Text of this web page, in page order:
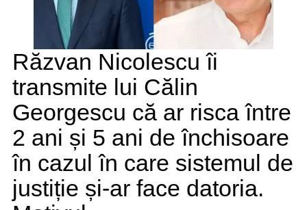
Răzvan Nicolescu îi
transmite lui Călin
Georgescu că ar risca între
2 ani și 5 ani de închisoare
în cazul în care sistemul de
justiție și-ar face datoria.